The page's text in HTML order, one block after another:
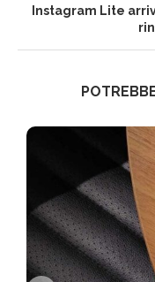
Instagram Lite